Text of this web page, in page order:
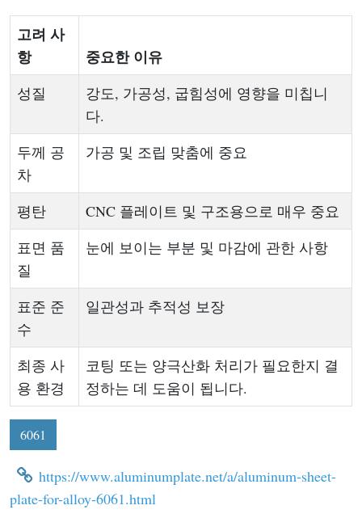
고려 사
항
중요한 이유
성질
강도, 가공성, 굽힘성에 영향을 미칩니
다.
두께 공
차
가공 및 조립 맞춤에 중요
평탄
CNC 플레이트 및 구조용으로 매우 중요
표면 품
질
눈에 보이는 부분 및 마감에 관한 사항
표준 준
수
일관성과 추적성 보장
최종 사
용 환경
코팅 또는 양극산화 처리가 필요한지 결
정하는 데 도움이 됩니다.
6061
https://www.aluminumplate.net/a/aluminum-sheet-
plate-for-alloy-6061.html